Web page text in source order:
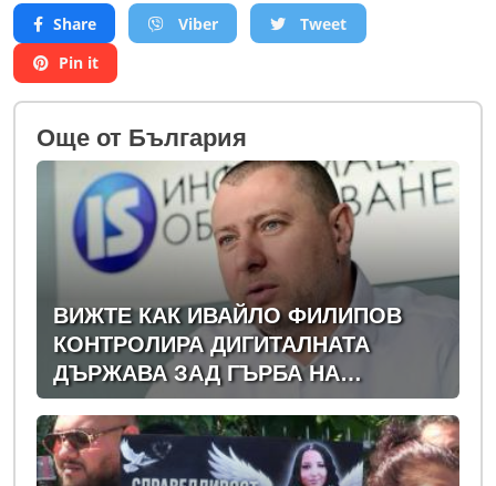
Share Viber
Tweet
Pin it
Oще от България
ВИЖТЕ КАК ИВАЙЛО ФИЛИПОВ
КОНТРОЛИРА ДИГИТАЛНАТА
ДЪРЖАВА ЗАД ГЪРБА НА
ПРАВИТЕЛСТВОТО?
(РАЗСЛЕДВАНЕ)